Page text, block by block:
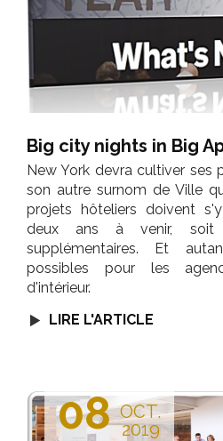
Big city nights in Big
New York devra cultiver ses
son autre surnom de Ville
projets hôteliers doivent
deux ans à venir, soit
supplémentaires. Et
possibles pour les
d'intérieur.
LIRE L'ARTICLE
08 OCT.
2019